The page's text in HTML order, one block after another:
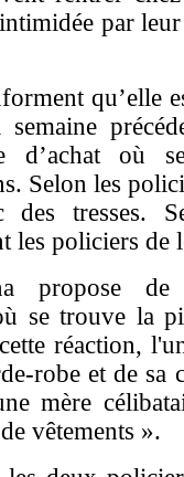
par
qu’elle
d’achat où
Selon les
des tresses.
les policiers de
propose de
se trouve la
réaction,
robe et de sa
mère
vêtements ».